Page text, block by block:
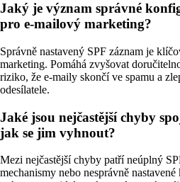
Jaký je význam správné
pro e-mailový marketing?
Správně nastavený SPF záznam je
marketing. Pomáhá zvyšovat
riziko, že e-maily skončí ve spamu a
odesílatele.
Jaké jsou nejčastější chyby
jak se jim vyhnout?
Mezi nejčastější chyby patří neúplný
mechanismy nebo nesprávně